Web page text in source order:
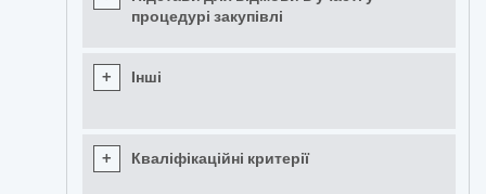
процедурі закупівлі
+ Інші
+ Кваліфікаційні критерії